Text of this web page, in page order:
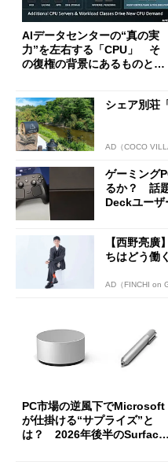
AIデータセンターの“真の実
力”を左右する「CPU」 そ
の復権の背景にあるものと
シェア別荘
AD（COCO
ゲーミング
るか？ 話
Deckユーザ
【西野亮
ちはどう働
AD（FINCHI on
PC市場の逆風下でMicrosoft
が仕掛ける“サプライズ”と
は？ 2026年後半のSurface